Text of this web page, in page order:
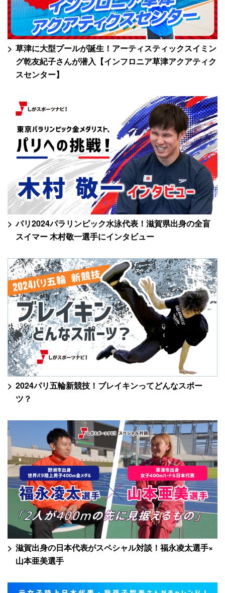
草津に大型プールが誕生！アーティスティックスイミン
グ乾友紀子さんが潜入【インフロニア草津アクアティク
スセンター】
パリ2024パラリンピック水泳代表！滋賀県出身の全盲
スイマー 木村敬一選手にインタビュー
2024パリ五輪新競技！ブレイキンってどんなスポー
ツ？
滋賀出身の日本代表がスペシャル対談！福永凌太選手×
山本亜美選手